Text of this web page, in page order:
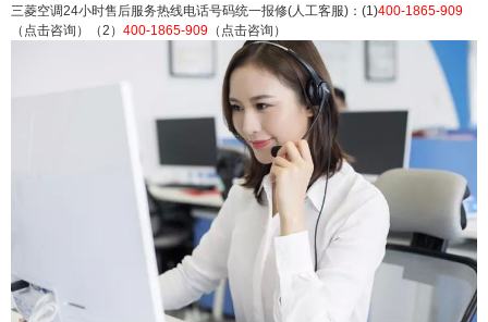
三菱空调24小时售后服务热线电话号码统一报修(人工客服)：(1)400-1865-909
（点击咨询）（2） 400-1865-909 （点击咨询）
400服务电话：400-1865-909（点击咨询） 东莞三
菱空调人工400售后客服电话 三菱空调售后24小时
服务维修电话 三菱空调24小时售后服务热线电话号
码统一报修(人工客服)：(1)400-1865-909（点击咨
询）（2）400-1865-909（点击咨询） 三菱空调售
后维修24小时上门服务400热线(1)400-1865-909
（点击咨询）（2）4...